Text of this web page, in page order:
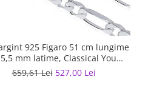
925 Figaro 51 cm lungime
mm latime, Classical You
LSX0202
659,61 Lei 527,00 Lei